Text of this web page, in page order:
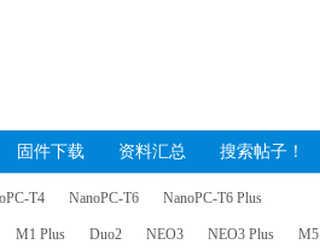
固件下载 资料汇总 搜索帖子！
T4 NanoPC-T6 NanoPC-T6 Plus
M1 Plus Duo2 NEO3 NEO3 Plus M5